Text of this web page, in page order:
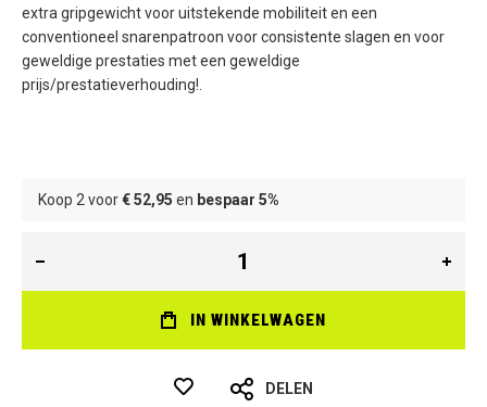
extra gripgewicht voor uitstekende mobiliteit en een
conventioneel snarenpatroon voor consistente slagen en voor
geweldige prestaties met een geweldige
prijs/prestatieverhouding!.
Koop 2 voor€ 52,95 en bespaar 5%
IN WINKELWAGEN
DELEN